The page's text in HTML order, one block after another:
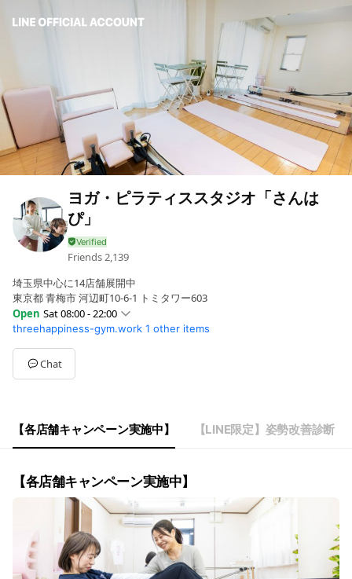
ヨガ・ピラティススタジオ「さんは
ぴ」
Friends2,139
埼玉県中心に14店舗展開中
東京都 青梅市 河辺町10-6-1 トミタワー603
Open Sat 08:00 - 22:00
Sun08:00 - 22:00
Mon08:00 - 22:00
TueClosed
Wed08:00 - 22:00
Sat08:00 - 22:00
完全予約制
threehappiness-gym.work 1 other items
Chat
【各店舗キャンペーン実施中】 【LINE限定】姿勢改善診断
【各店舗キャンペーン実施中】